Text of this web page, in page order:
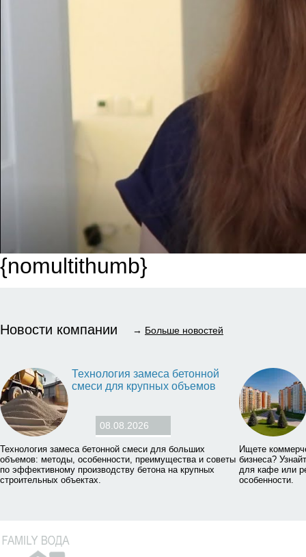
{nomultithumb}
Новости компании → Больше новостей
Технология замеса бетонной
смеси для крупных объемов
08.08.2026
Технология замеса бетонной смеси для больших
объемов: методы, особенности, преимущества и советы
по эффективному производству бетона на крупных
строительных объектах.
Ищете
бизнеса?
для кафе или
особенности.